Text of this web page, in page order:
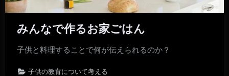
みんなで作るお家ごはん
子供と料理することで何が伝えられるのか？
子供の教育について考える